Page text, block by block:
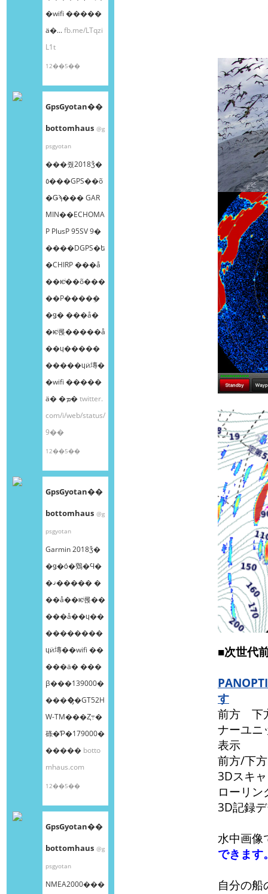
�wifi �����
ä�...fb.me/LTqzi
L1t
12��5��
GpsGyotan��
bottomhaus @g
psgyotan
���줬2018ǯ�
٥���GPS��õ
�Ǥϡ��� GAR
MIN��ECHOMA
P PlusP 95SV 9�
����DGPS�ե
�CHIRP ���å
��ѥͥ��õ���
��Ρ����ܸ�
�ǥ� ���å�
�ѥͥ롡�����å
��ɥ�����
�����ɥӥ塼�
�wifi �����
ä� �ܡ�twitter.
com/i/web/status/
9��
12��5��
GpsGyotan��
bottomhaus @g
psgyotan
Garmin 2018ǯ�
�ǥ�ȯ�䳫�Ϥ�
�ޤ����� �
��å��ѥͥ롡��
���å��ɥ��
��������
ɥӥ塼��wifi ��
���ä� ���
β���139000�
����̡�GT52H
W-TM���Ȥ߹�
碌�Ƥ�179000�
����� botto
mhaus.com
12��5��
GpsGyotan��
bottomhaus @g
psgyotan
NMEA2000���
■次世代
す
前方 下
ナーユ
表示
前方/下
3Dスキ
ローリ
3D記録
水中画像
できます
自分の船